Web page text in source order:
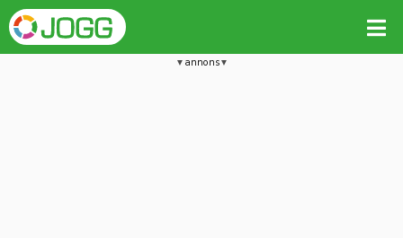
annons